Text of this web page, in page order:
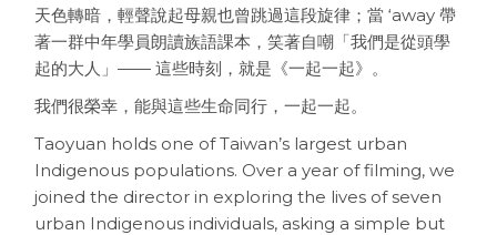
天色轉暗，輕聲說起母親也曾跳過這段旋律；當 ‘away 帶
著一群中年學員朗讀族語課本，笑著自嘲「我們是從頭學
起的大人」—— 這些時刻，就是《一起一起》。
我們很榮幸，能與這些生命同行，一起一起。
Taoyuan holds one of Taiwan’s largest urban
Indigenous populations. Over a year of filming, we
joined the director in exploring the lives of seven
urban Indigenous individuals, asking a simple but